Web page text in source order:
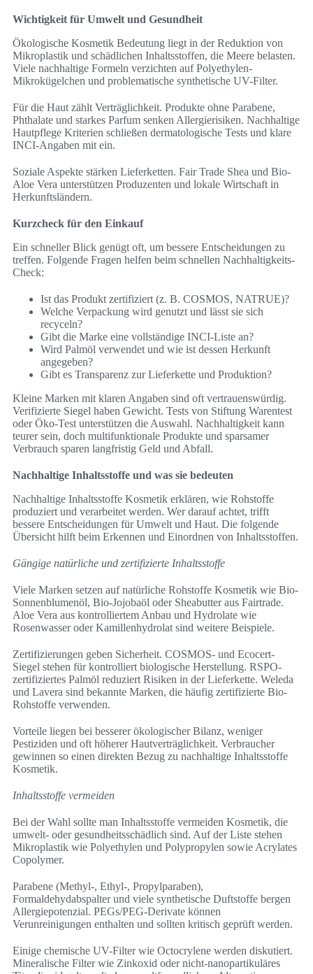
Wichtigkeit für Umwelt und Gesundheit
Ökologische Kosmetik Bedeutung liegt in der Reduktion von
Mikroplastik und schädlichen Inhaltsstoffen, die Meere belasten.
Viele nachhaltige Formeln verzichten auf Polyethylen-
Mikrokügelchen und problematische synthetische UV-Filter.
Für die Haut zählt Verträglichkeit. Produkte ohne Parabene,
Phthalate und starkes Parfum senken Allergierisiken. Nachhaltige
Hautpflege Kriterien schließen dermatologische Tests und klare
INCI-Angaben mit ein.
Soziale Aspekte stärken Lieferketten. Fair Trade Shea und Bio-
Aloe Vera unterstützen Produzenten und lokale Wirtschaft in
Herkunftsländern.
Kurzcheck für den Einkauf
Ein schneller Blick genügt oft, um bessere Entscheidungen zu
treffen. Folgende Fragen helfen beim schnellen Nachhaltigkeits-
Check:
Ist das Produkt zertifiziert (z. B. COSMOS, NATRUE)?
Welche Verpackung wird genutzt und lässt sie sich
recyceln?
Gibt die Marke eine vollständige INCI-Liste an?
Wird Palmöl verwendet und wie ist dessen Herkunft
angegeben?
Gibt es Transparenz zur Lieferkette und Produktion?
Kleine Marken mit klaren Angaben sind oft vertrauenswürdig.
Verifizierte Siegel haben Gewicht. Tests von Stiftung Warentest
oder Öko-Test unterstützen die Auswahl. Nachhaltigkeit kann
teurer sein, doch multifunktionale Produkte und sparsamer
Verbrauch sparen langfristig Geld und Abfall.
Nachhaltige Inhaltsstoffe und was sie bedeuten
Nachhaltige Inhaltsstoffe Kosmetik erklären, wie Rohstoffe
produziert und verarbeitet werden. Wer darauf achtet, trifft
bessere Entscheidungen für Umwelt und Haut. Die folgende
Übersicht hilft beim Erkennen und Einordnen von Inhaltsstoffen.
Gängige natürliche und zertifizierte Inhaltsstoffe
Viele Marken setzen auf natürliche Rohstoffe Kosmetik wie Bio-
Sonnenblumenöl, Bio-Jojobaöl oder Sheabutter aus Fairtrade.
Aloe Vera aus kontrolliertem Anbau und Hydrolate wie
Rosenwasser oder Kamillenhydrolat sind weitere Beispiele.
Zertifizierungen geben Sicherheit. COSMOS- und Ecocert-
Siegel stehen für kontrolliert biologische Herstellung. RSPO-
zertifiziertes Palmöl reduziert Risiken in der Lieferkette. Weleda
und Lavera sind bekannte Marken, die häufig zertifizierte Bio-
Rohstoffe verwenden.
Vorteile liegen bei besserer ökologischer Bilanz, weniger
Pestiziden und oft höherer Hautverträglichkeit. Verbraucher
gewinnen so einen direkten Bezug zu nachhaltige Inhaltsstoffe
Kosmetik.
Inhaltsstoffe vermeiden
Bei der Wahl sollte man Inhaltsstoffe vermeiden Kosmetik, die
umwelt- oder gesundheitsschädlich sind. Auf der Liste stehen
Mikroplastik wie Polyethylen und Polypropylen sowie Acrylates
Copolymer.
Parabene (Methyl-, Ethyl-, Propylparaben),
Formaldehydabspalter und viele synthetische Duftstoffe bergen
Allergiepotenzial. PEGs/PEG-Derivate können
Verunreinigungen enthalten und sollten kritisch geprüft werden.
Einige chemische UV-Filter wie Octocrylene werden diskutiert.
Mineralische Filter wie Zinkoxid oder nicht-nanopartikuläres